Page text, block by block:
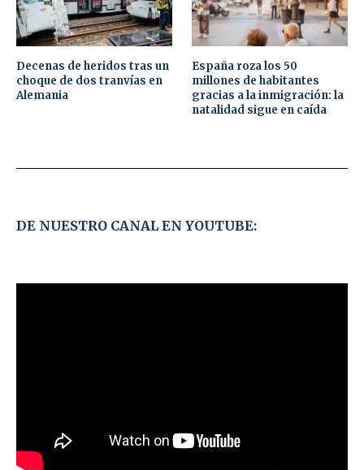
Decenas de heridos tras un
choque de dos tranvías en
Alemania
España roza los 50
millones de habitantes
gracias a la inmigración: la
natalidad sigue en caída
DE NUESTRO CANAL EN YOUTUBE: